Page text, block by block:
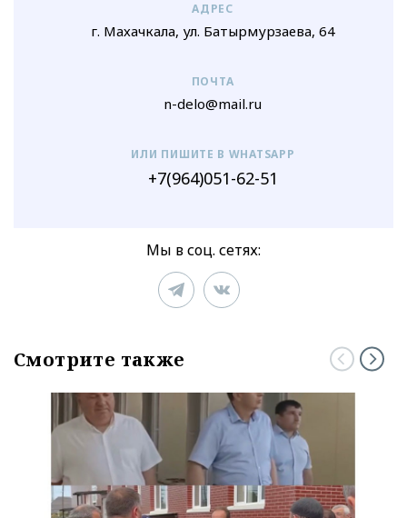
АДРЕС
г. Махачкала, ул. Батырмурзаева, 64
ПОЧТА
n-delo@mail.ru
ИЛИ ПИШИТЕ В WHATSAPP
+7(964)051-62-51
Мы в соц. сетях:
Смотрите также